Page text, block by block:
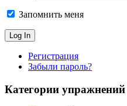
Запомнить меня
Регистрация
Забыли пароль?
Категории упражнений